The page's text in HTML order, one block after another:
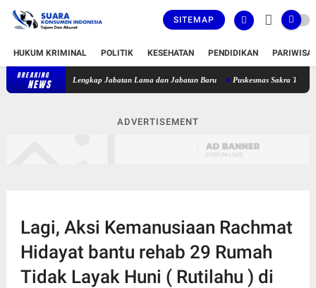
SITEMAP
HUKUM KRIMINAL POLITIK KESEHATAN PENDIDIKAN
BREAKING
NEWS Bupati Lombok Timur Lantik 36 Pejabat, Berikut Daftar Lengkap
ADVERTISEMENT
Lagi, Aksi Kemanusiaan Rachmat
Hidayat bantu rehab 29 Rumah
Tidak Layak Huni ( Rutilahu ) di